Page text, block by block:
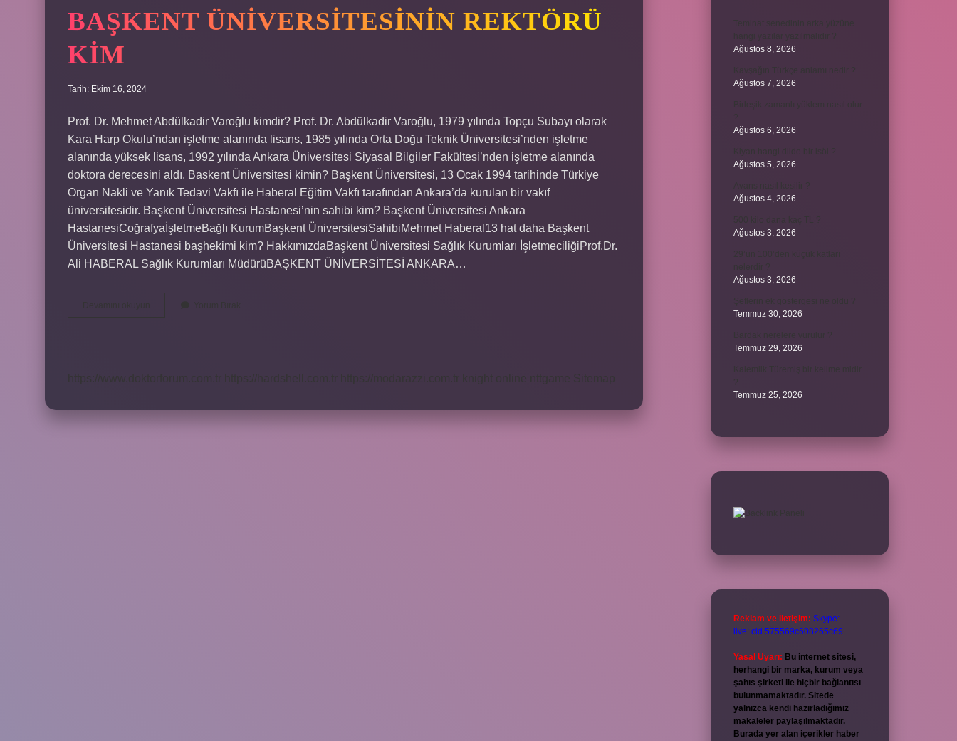
BAŞKENT ÜNIVERSITESININ REKTÖRÜ
KIM
Tarih: Ekim 16, 2024
Prof. Dr. Mehmet Abdülkadir Varoğlu kimdir? Prof. Dr. Abdülkadir Varoğlu, 1979 yılında Topçu Subayı olarak
Kara Harp Okulu’ndan işletme alanında lisans, 1985 yılında Orta Doğu Teknik Üniversitesi’nden işletme
alanında yüksek lisans, 1992 yılında Ankara Üniversitesi Siyasal Bilgiler Fakültesi’nden işletme alanında
doktora derecesini aldı. Baskent Üniversitesi kimin? Başkent Üniversitesi, 13 Ocak 1994 tarihinde Türkiye
Organ Nakli ve Yanık Tedavi Vakfı ile Haberal Eğitim Vakfı tarafından Ankara’da kurulan bir vakıf
üniversitesidir. Başkent Üniversitesi Hastanesi’nin sahibi kim? Başkent Üniversitesi Ankara
HastanesiCoğrafyaİşletmeBağlı KurumBaşkent ÜniversitesiSahibiMehmet Haberal13 hat daha Başkent
Üniversitesi Hastanesi başhekimi kim? HakkımızdaBaşkent Üniversitesi Sağlık Kurumları İşletmeciliğiProf.Dr.
Ali HABERAL Sağlık Kurumları MüdürüBAŞKENT ÜNİVERSİTESİ ANKARA…
https://www.doktorforum.com.tr
Ağustos 8, 2026
Ağustos 7, 2026
Ağustos 6, 2026
Ağustos 5, 2026
Ağustos 4, 2026
Ağustos 3, 2026
Ağustos 3, 2026
Temmuz 30, 2026
Temmuz 29, 2026
Temmuz 25, 2026
Reklam ve İletişim: Skype:
live:.cid.575569c608265c69
Yasal Uyarı: Bu internet sitesi,
herhangi bir marka, kurum veya
şahıs şirketi ile hiçbir bağlantısı
bulunmamaktadır. Sitede
yalnızca kendi hazırladığımız
makaleler paylaşılmaktadır.
Burada yer alan içerikler haber